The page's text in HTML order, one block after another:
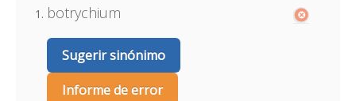
botrychium
Sugerir sinónimo
Informe de error